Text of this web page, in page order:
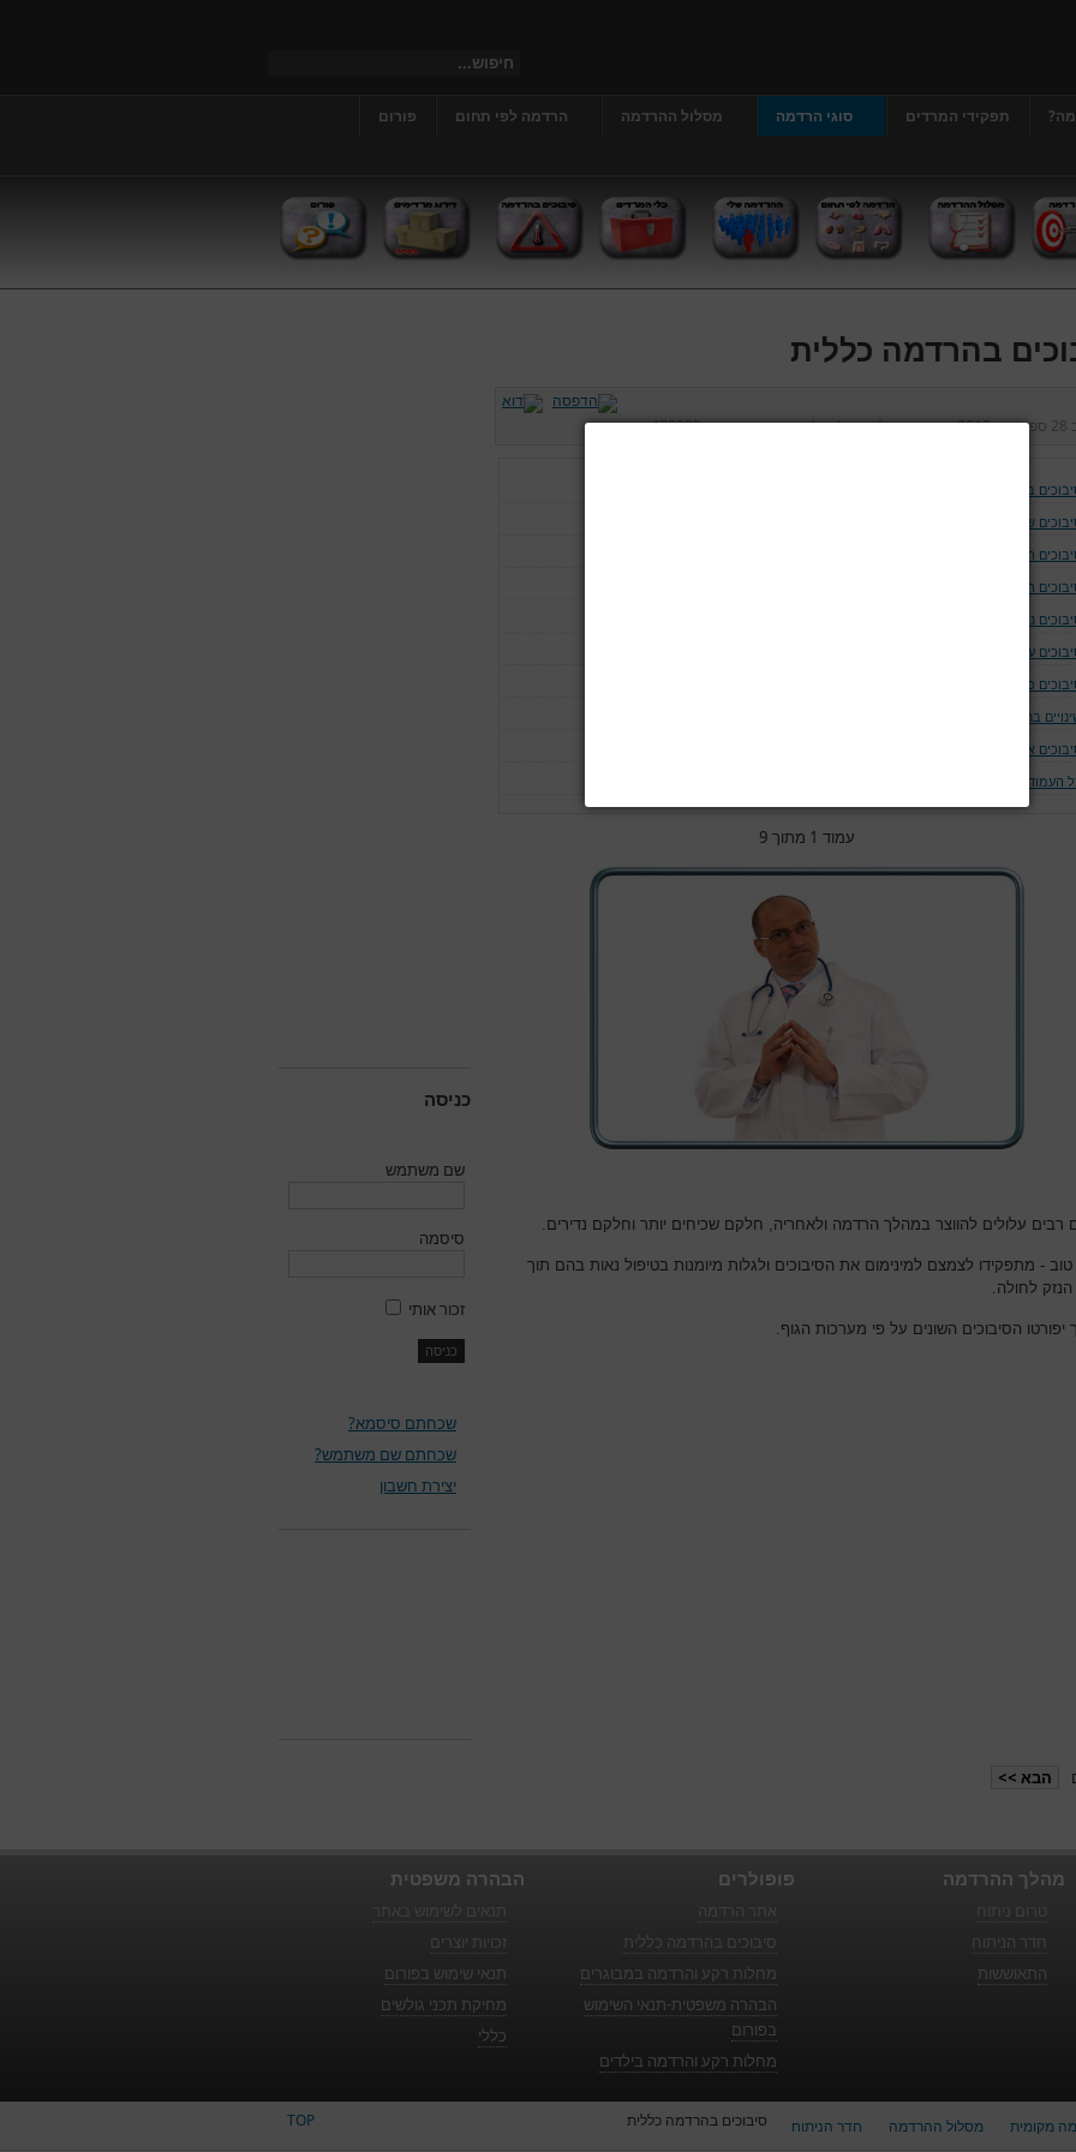
תפקידי המרדים סוגי הרדמה מסלול ההרדמה הרדמה לפי תחום
פורום
בהרדמה כללית
28 ספטמבר 2012 נכתב על ידידר' גרג'י יונתן כניסות:475329
בהרדמה כללית
של נתיב האויר ומערכת הנשימה
המודינמים
המאטולוגים
נוירולוגים ושריריים
עיניים
כליתיים
בחום הגוף
אחרים
העמודים
עמוד 1 מתוך 9
רבים עלולים להווצר במהלך הרדמה ולאחריה, חלקם שכיחים יותר וחלקם נדירים.
- מתפקידו לצמצם למינימום את הסיבוכים ולגלות מיומנות בטיפול נאות בהם תוך
לחולה.
הסיבוכים השונים על פי מערכות הגוף.
הבא >>
כניסה
שם משתמש
סיסמה
זכור אותי
שכחתם סיסמא?
שכחתם שם משתמש?
יצירת חשבון
הבהרה משפטית
זכויות יוצרים
תנאי שימוש בפורום
מחיקת תכני גולשים
כללי
פופולרים
סיבוכים בהרדמה כללית
מחלות רקע והרדמה במבוגרים
הבהרה משפטית-תנאי השימוש
בפורום
מחלות רקע והרדמה בילדים
מהלך ההרדמה
חדר הניתוח
התאוששות
מקומית מסלול ההרדמה חדר הניתוח סיבוכים בהרדמה כללית TOP